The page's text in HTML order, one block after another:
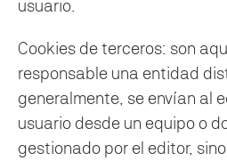
usuario.
Cookies de terceros: son
responsable una entidad
generalmente, se envían al
usuario desde un equipo o
gestionado por el editor,